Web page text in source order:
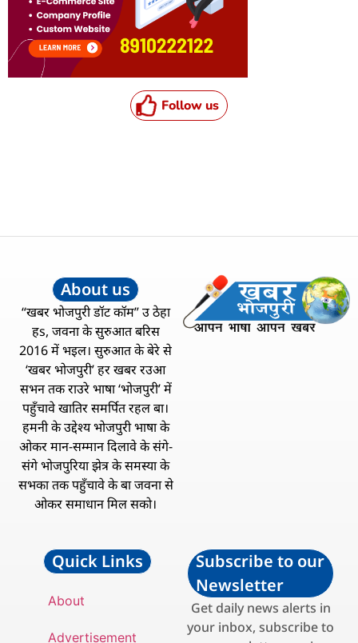
Follow us
About us
“खबर भोजपुरी डॉट कॉम” उ ठेहा
हs, जवना के सुरुआत बरिस
2016 में भइल। सुरुआत के बेरे से
‘खबर भोजपुरी’ हर खबर रउआ
सभन तक राउरे भाषा ‘भोजपुरी’ में
पहुँचावे खातिर समर्पित रहल बा।
हमनी के उद्देश्य भोजपुरी भाषा के
ओकर मान-सम्मान दिलावे के संगे-
संगे भोजपुरिया झेत्र के समस्या के
सभका तक पहुँचावे के बा जवना से
ओकर समाधान मिल सको।
Quick Links
About
Advertisement
Subscribe to our
Newsletter
Get daily news alerts in
your inbox, subscribe to